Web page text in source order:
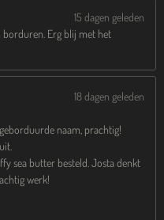
15 dagen geleden
Erg blij met het
18 dagen geleden
naam, prachtig!
sea butter besteld. Josta denkt
werk!